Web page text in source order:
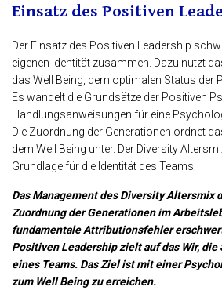
Einsatz des Positiven
Der Einsatz des Positiven Leadership
eigenen Identität zusammen. Dazu nutzt
das Well Being, dem optimalen Status der
Es wandelt die Grundsätze der Positiven
Handlungsanweisungen für eine
Die Zuordnung der Generationen ordnet
dem Well Being unter. Der Diversity
Grundlage für die Identität des Teams.
Das Management des Diversity Altersmix
Zuordnung der Generationen im
fundamentale Attributionsfehler
Positiven Leadership zielt auf das Wir,
eines Teams. Das Ziel ist mit einer
zum Well Being zu erreichen.